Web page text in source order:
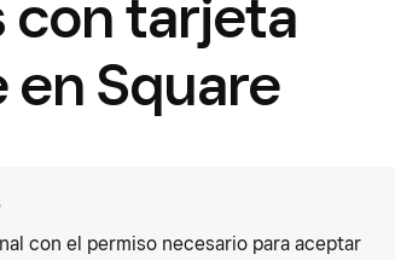
con tarjeta
en Square
con el permiso necesario para aceptar